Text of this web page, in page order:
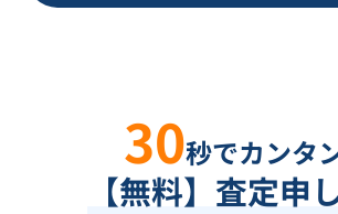
30秒でカンタ
【無料】査定申